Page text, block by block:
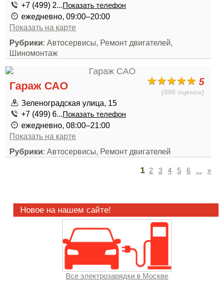
+7 (499) 2...Показать телефон
ежедневно, 09:00–20:00
Показать на карте
Рубрики: Автосервисы, Ремонт двигателей,
Шиномонтаж
5
(886 оценок)
Гараж САО
Зеленоградская улица, 15
+7 (499) 6...Показать телефон
ежедневно, 08:00–21:00
Показать на карте
Рубрики: Автосервисы, Ремонт двигателей
1 2 3 4 5 6 ... »
Новое на нашем сайте!
Все электрозарядки в Москве